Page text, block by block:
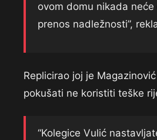
ovom domu nikada
prenos nadležnosti”,
Replicirao joj je
pokušati ne koristiti teške
“Kolegice Vulić